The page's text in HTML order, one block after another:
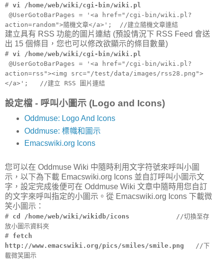
# vi /home/web/wiki/cgi-bin/wiki.pl
@UserGotoBarPages = '<a href="/cgi-bin/wiki.pl?
action=random">隨機文章</a>'; //建立隨機文章連結
建立具有 RSS 功能的圖片連結 (預設情況下 RSS Feed 會送
出 15 個條目，您也可以修改欲顯示的條目數量)
# vi /home/web/wiki/cgi-bin/wiki.pl
@UserGotoBarPages = '<a href="/cgi-bin/wiki.pl?
action=rss"><img src="/test/data/images/rss28.png">
</a>'; //建立 RSS 圖片連結
設定檔 - 呼叫小圖示 (Logo and Icons)
Oddmuse: Logo And Icons
Oddmuse: 標幟和圖示
Emacswiki.org Icons
您可以在 Oddmuse Wiki 中隨時利用文字符號來呼叫小圖
示，以下為下載 Emacswiki.org Icons 並自訂呼叫小圖示文
字，設定完成後便可在 Oddmuse Wiki 文章中隨時用您自訂
的文字來呼叫指定的小圖示。從 Emacswiki.org Icons 下載微
笑小圖示：
# cd /home/web/wiki/wikidb/icons //切換至存
放小圖示資料夾
# fetch
http://www.emacswiki.org/pics/smiles/smile.png //下
載微笑圖示